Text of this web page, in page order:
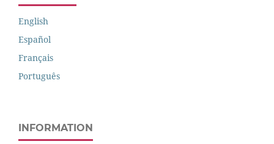
English
Español
Français
Português
INFORMATION